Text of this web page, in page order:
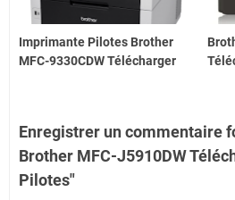
Imprimante Pilotes Brother
MFC-9330CDW Télécharger
Enregistrer un commentaire
Brother MFC-J5910DW
Pilotes"